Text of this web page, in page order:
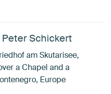
Peter Schickert
am Skutarisee,
a Chapel and a
Europe